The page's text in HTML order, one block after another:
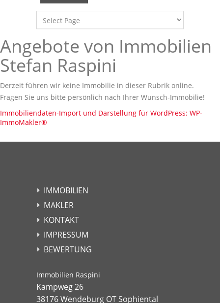
Angebote von Immobilien
Stefan Raspini
Derzeit führen wir keine Immobilie in dieser Rubrik online.
Fragen Sie uns bitte persönlich nach Ihrer Wunsch-Immobilie!
Immobiliendaten-Import und Darstellung für WordPress: WP-
ImmoMakler®
IMMOBILIEN
MAKLER
KONTAKT
IMPRESSUM
BEWERTUNG
Immobilien Raspini
Kampweg 26
38176 Wendeburg OT Sophiental